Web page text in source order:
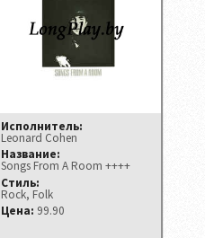
Исполнитель:
Leonard Cohen
Название:
Songs From A Room ++++
Стиль:
Rock, Folk
Цена: 99.90